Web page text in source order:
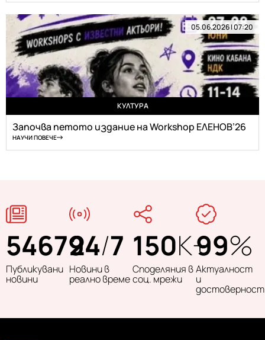
05.06.2026 | 07:20
КУЛТУРА
Започва петото издание на Workshop ЕЛЕНОВ’26
НАУЧИ ПОВЕЧЕ
54679
Публикувани
новини
24/7
Новини в
реално време
150K+
Споделяния в
соц. мрежи
99%
Актуалност
и
достоверност